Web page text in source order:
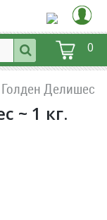
0
Делишес
~ 1 кг.